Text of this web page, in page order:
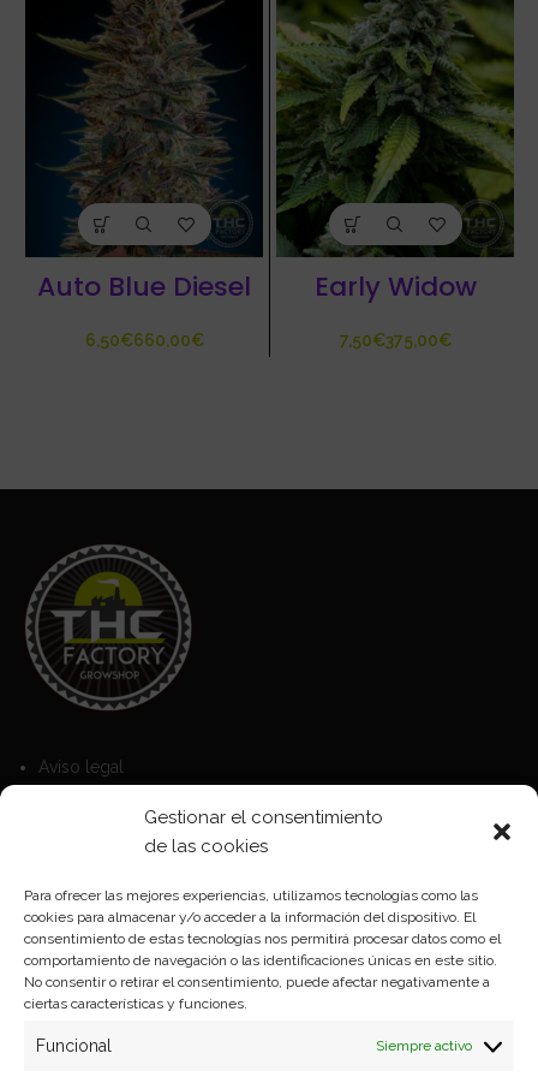
Gestionar el consentimiento
de las cookies
Para ofrecer las mejores experiencias, utilizamos tecnologías como las
cookies para almacenar y/o acceder a la información del dispositivo. El
consentimiento de estas tecnologías nos permitirá procesar datos como el
comportamiento de navegación o las identificaciones únicas en este sitio.
No consentir o retirar el consentimiento, puede afectar negativamente a
ciertas características y funciones.
Funcional Siempre activo
Auto Blue Diesel
€ €
Early Widow
€ €
Aviso legal
Política de privacidad
Formas de pago
Plazos y condiciones de envio
Politica de devoluciones